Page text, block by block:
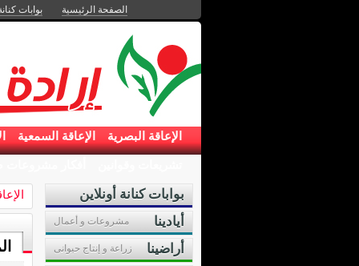
الصفحة الرئيسية بوابات
الإعاقة البصرية الإعاقة السمعية
بوابات كنانة أونلاين
أيادينا
مشروعات و أعمال
أراضينا زراعة و إنتاج حيوانى